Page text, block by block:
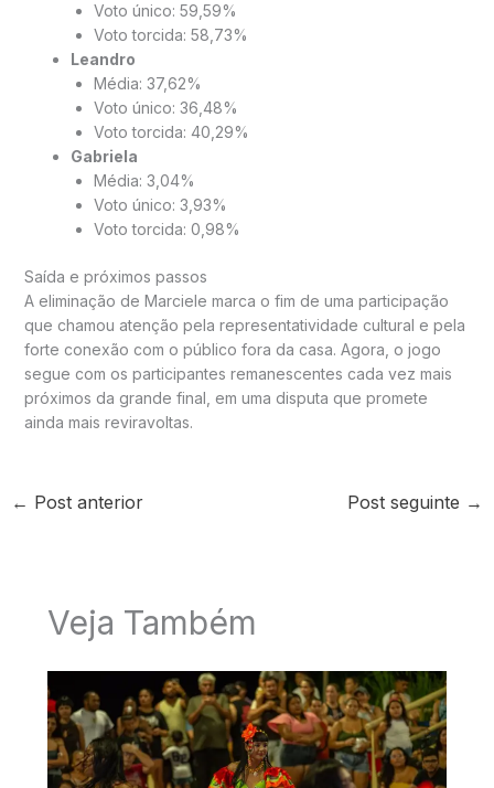
Voto único: 59,59%
Voto torcida: 58,73%
Leandro
Média: 37,62%
Voto único: 36,48%
Voto torcida: 40,29%
Gabriela
Média: 3,04%
Voto único: 3,93%
Voto torcida: 0,98%
Saída e próximos passos
A eliminação de Marciele marca o fim de uma participação
que chamou atenção pela representatividade cultural e pela
forte conexão com o público fora da casa. Agora, o jogo
segue com os participantes remanescentes cada vez mais
próximos da grande final, em uma disputa que promete
ainda mais reviravoltas.
← Post anterior Post seguinte →
Veja Também